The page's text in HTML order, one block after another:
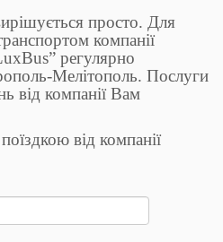
просто. Для
компанії
регулярно
Мелітополь. Послуги
від компанії Вам
від компанії